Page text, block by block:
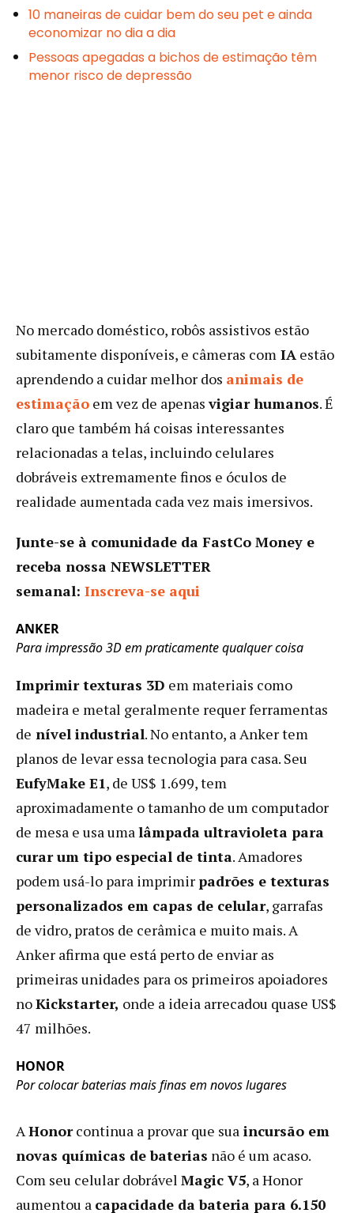
10 maneiras de cuidar bem do seu pet e ainda
economizar no dia a dia
Pessoas apegadas a bichos de estimação têm
menor risco de depressão
No mercado doméstico, robôs assistivos estão
subitamente disponíveis, e câmeras com IA estão
aprendendo a cuidar melhor dos animais de
estimação em vez de apenasvigiar humanos. É
claro que também há coisas interessantes
relacionadas a telas, incluindo celulares
dobráveis ​​extremamente finos e óculos de
realidade aumentada cada vez mais imersivos.
Junte-se à comunidade da FastCo Money e
receba nossa NEWSLETTER
semanal: Inscreva-se aqui
ANKER
Para impressão 3D em praticamente qualquer coisa
Imprimir texturas 3D em materiais como
madeira e metal geralmente requer ferramentas
de nível industrial. No entanto, a Anker tem
planos de levar essa tecnologia para casa. Seu
EufyMake E1, de US$ 1.699, tem
aproximadamente o tamanho de um computador
de mesa e usa umalâmpada ultravioleta para
curar um tipo especial de tinta. Amadores
podem usá-lo para imprimir padrões e texturas
personalizados em capas de celular, garrafas
de vidro, pratos de cerâmica e muito mais. A
Anker afirma que está perto de enviar as
primeiras unidades para os primeiros apoiadores
noKickstarter, onde a ideia arrecadou quase US$
47 milhões.
HONOR
Por colocar baterias mais finas em novos lugares
AHonorcontinua a provar que sua incursão em
novas químicas de baterias não é um acaso.
Com seu celular dobrável Magic V5, a Honor
aumentou a capacidade da bateria para 6.150